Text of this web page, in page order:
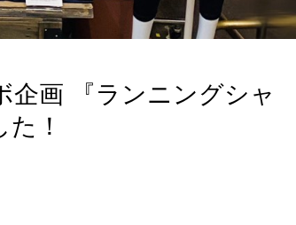
企画 『ランニングシャ
！